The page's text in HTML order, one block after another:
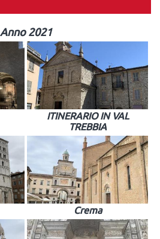
Anno 2021
ITINERARIO IN VAL
TREBBIA
Crema